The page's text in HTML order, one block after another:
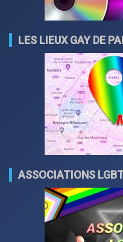
LES LIEUX GAY DE
ASSOCIATIONS